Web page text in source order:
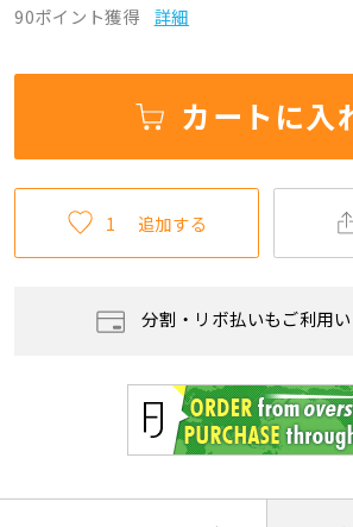
90ポイント獲得
詳細
カートに入
1 追加する
分割・リボ払いもご利用